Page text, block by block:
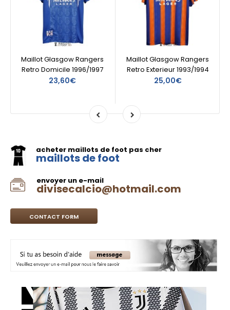
Maillot Glasgow Rangers
Retro Domicile 1996/1997
23,60€
Maillot Glasgow Rangers
Retro Exterieur 1993/1994
25,00€
acheter maillots de foot pas cher
maillots de foot
envoyer un e-mail
divisecalcio@hotmail.com
CONTACT FORM